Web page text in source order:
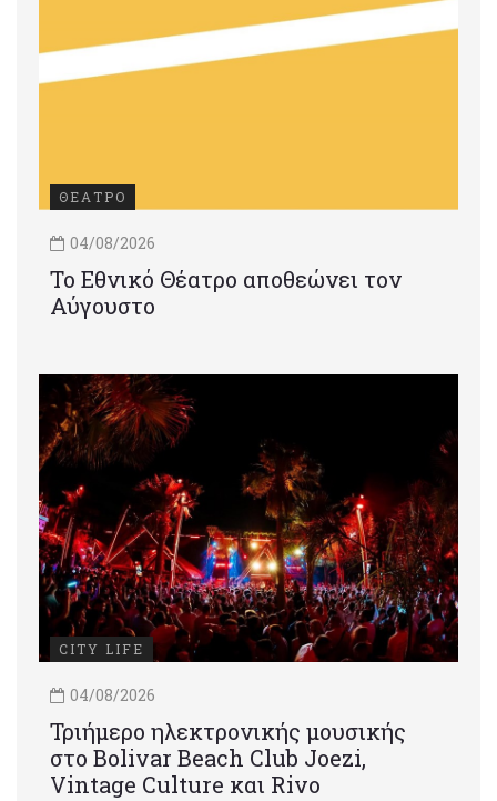
ΘΕΑΤΡΟ
04/08/2026
Το Εθνικό Θέατρο αποθεώνει τον
Αύγουστο
CITY LIFE
04/08/2026
Τριήμερο ηλεκτρονικής μουσικής
στο Bolivar Beach Club Joezi,
Vintage Culture και Rivo